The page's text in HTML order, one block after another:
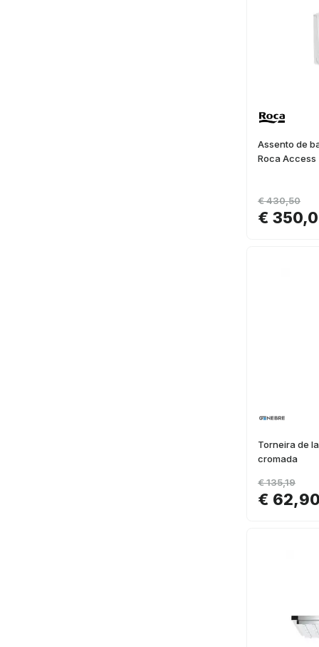
Assento de
Roca Access
€
€ 430,50
Torneira de
cromada
€ 62,90
€ 135,19